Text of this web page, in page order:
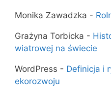
Monika Zawadzka -
Grażyna Torbicka -
wiatrowej na świecie
WordPress - Definicja i
ekorozwoju